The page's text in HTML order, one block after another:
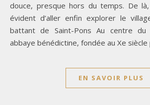
douce, presque hors du temps. De
évident d’aller enfin explorer le
battant de Saint-Pons Au centre du
abbaye bénédictine, fondée au Xe
EN SAVOIR PLUS